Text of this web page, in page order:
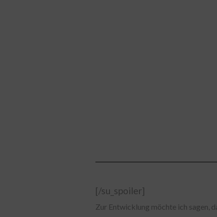
[/su_spoiler]
Zur Entwicklung möchte ich sagen,